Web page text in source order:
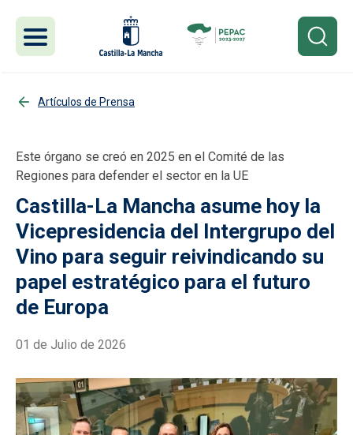
Artículos de Prensa
Este órgano se creó en 2025 en el Comité de las
Regiones para defender el sector en la UE
Castilla-La Mancha asume hoy la
Vicepresidencia del Intergrupo del
Vino para seguir reivindicando su
papel estratégico para el futuro
de Europa
01 de Julio de 2026